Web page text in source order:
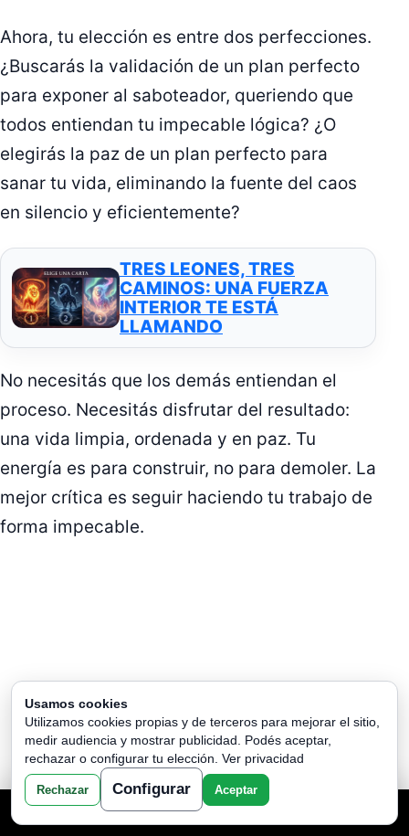
Ahora, tu elección es entre dos perfecciones.
¿Buscarás la validación de un plan perfecto
para exponer al saboteador, queriendo que
todos entiendan tu impecable lógica? ¿O
elegirás la paz de un plan perfecto para
sanar tu vida, eliminando la fuente del caos
en silencio y eficientemente?
TRES LEONES, TRES
CAMINOS: UNA FUERZA
INTERIOR TE ESTÁ
LLAMANDO
No necesitás que los demás entiendan el
proceso. Necesitás disfrutar del resultado:
una vida limpia, ordenada y en paz. Tu
energía es para construir, no para demoler. La
mejor crítica es seguir haciendo tu trabajo de
forma impecable.
TU LECTURA AQUI
Usamos cookies
Utilizamos cookies propias y de terceros para mejorar el sitio,
medir audiencia y mostrar publicidad. Podés aceptar,
rechazar o configurar tu elección. Ver privacidad
Rechazar Configurar Aceptar